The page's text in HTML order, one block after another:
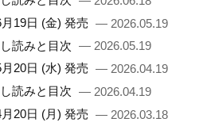
19日 (金) 発売 — 2026.05.19
読みと目次 — 2026.05.19
20日 (水) 発売 — 2026.04.19
読みと目次 — 2026.04.19
20日 (月) 発売 — 2026.03.18